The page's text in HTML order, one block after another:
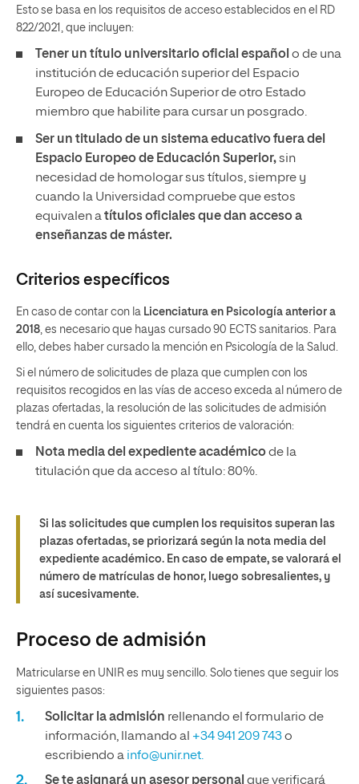
Esto se basa en los requisitos de acceso establecidos en el RD
822/2021, que incluyen:
Tener un título universitario oficial español o de una
institución de educación superior del Espacio
Europeo de Educación Superior de otro Estado
miembro que habilite para cursar un posgrado.
Ser un titulado de un sistema educativo fuera del
Espacio Europeo de Educación Superior,sin
necesidad de homologar sus títulos, siempre y
cuando la Universidad compruebe que estos
equivalen atítulos oficiales que dan acceso a
enseñanzas de máster.
Criterios específicos
En caso de contar con la Licenciatura en Psicología anterior a
2018, es necesario que hayas cursado 90 ECTS sanitarios. Para
ello, debes haber cursado la mención en Psicología de la Salud.
Si el número de solicitudes de plaza que cumplen con los
requisitos recogidos en las vías de acceso exceda al número de
plazas ofertadas, la resolución de las solicitudes de admisión
tendrá en cuenta los siguientes criterios de valoración:
Nota media del expediente académicode la
titulación que da acceso al título: 80%.
Si las solicitudes que cumplen los requisitos superan las
plazas ofertadas, se priorizará según la nota media del
expediente académico. En caso de empate, se valorará el
número de matrículas de honor, luego sobresalientes, y
así sucesivamente.
Proceso de admisión
Matricularse en UNIR es muy sencillo. Solo tienes que seguir los
siguientes pasos:
Solicitar la admisión rellenando el formulario de
información, llamando al +34 941 209 743o
escribiendo a info@unir.net.
Se te asignará un asesor personal que verificará